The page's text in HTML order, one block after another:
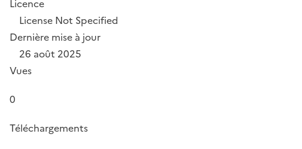
Licence
License Not Specified
Dernière mise à jour
26 août 2025
Vues
0
Téléchargements